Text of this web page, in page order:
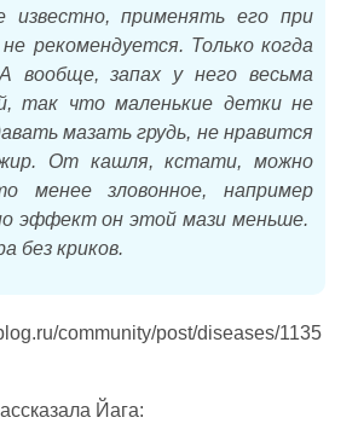
известно, применять его при
рекомендуется. Только когда
вообще, запах у него весьма
так что маленькие детки не
мазать грудь, не нравится
От кашля, кстати, можно
менее зловонное, например
эффект он этой мази меньше.
без криков.
community/post/diseases/1135
Йага: